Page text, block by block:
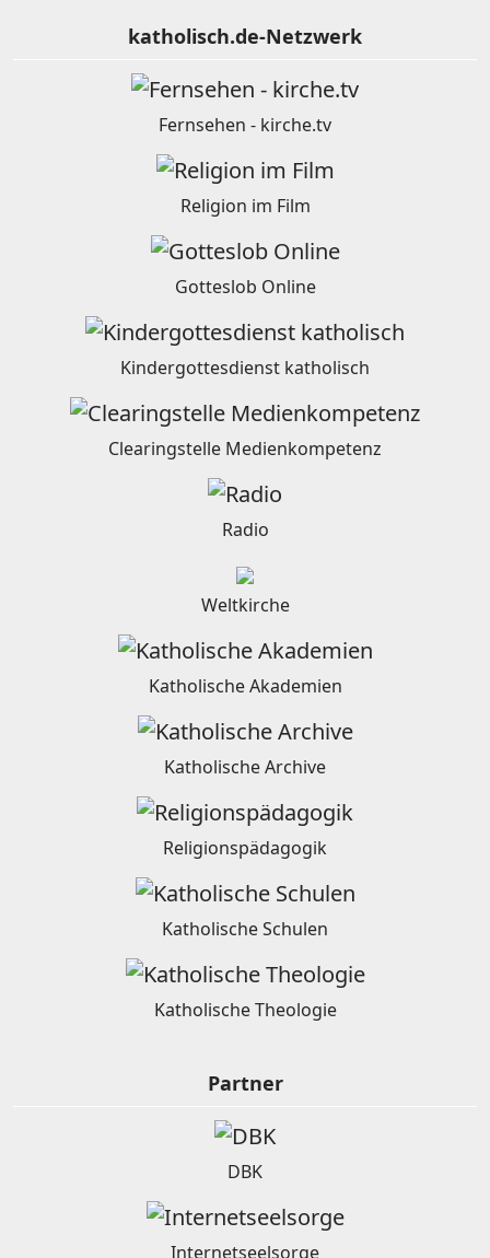
katholisch.de-Netzwerk
Fernsehen - kirche.tv
Religion im Film
Gotteslob Online
Kindergottesdienst katholisch
Clearingstelle Medienkompetenz
Radio
Weltkirche
Katholische Akademien
Katholische Archive
Religionspädagogik
Katholische Schulen
Katholische Theologie
Partner
DBK
Internetseelsorge